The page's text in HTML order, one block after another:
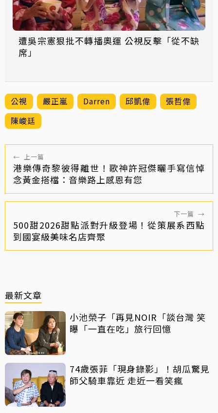
遭吳宗憲狠批不轉播奧運 公視反擊「從不缺
席」
公視 嚴正嵐 Darren 邱凱偉
張哲偉
陳峻廷
← 上一篇
港樂傳奇黎彼得離世！歌神許冠傑曬手寫信悼
念黃金搭檔：音樂路上感恩有您
下一篇 →
500甜2026甜點派對升級登場！從策展系西點
到國宴級美味名店齊聚
最新文章
小池榮子「再見NOIR「談台灣 笑
曝「一直在吃」旅行回憶
74歲張菲「現身錄影」！胡瓜驚見
師父騎車靠近 走近一看笑瘋